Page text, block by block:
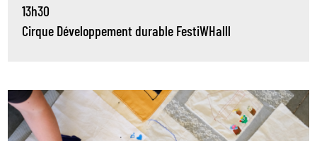
13h30
Cirque Développement durable FestiWHalll